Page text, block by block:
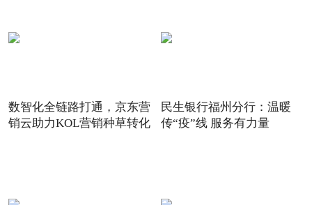
数智化全链路打通，京东营
销云助力KOL营销种草转化
民生银行福州分行：温暖
传“疫”线 服务有力量